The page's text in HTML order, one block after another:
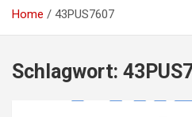
Home 43PUS7607
Schlagwort: